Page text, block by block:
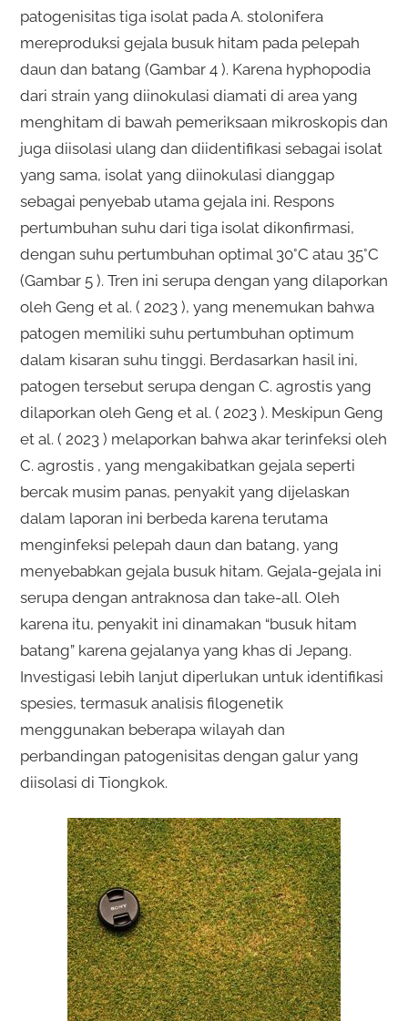
patogenisitas tiga isolat pada A. stolonifera
mereproduksi gejala busuk hitam pada pelepah
daun dan batang (Gambar 4 ). Karena hyphopodia
dari strain yang diinokulasi diamati di area yang
menghitam di bawah pemeriksaan mikroskopis dan
juga diisolasi ulang dan diidentifikasi sebagai isolat
yang sama, isolat yang diinokulasi dianggap
sebagai penyebab utama gejala ini. Respons
pertumbuhan suhu dari tiga isolat dikonfirmasi,
dengan suhu pertumbuhan optimal 30°C atau 35°C
(Gambar 5 ). Tren ini serupa dengan yang dilaporkan
oleh Geng et al. ( 2023 ), yang menemukan bahwa
patogen memiliki suhu pertumbuhan optimum
dalam kisaran suhu tinggi. Berdasarkan hasil ini,
patogen tersebut serupa dengan C. agrostis yang
dilaporkan oleh Geng et al. ( 2023 ). Meskipun Geng
et al. ( 2023 ) melaporkan bahwa akar terinfeksi oleh
C. agrostis , yang mengakibatkan gejala seperti
bercak musim panas, penyakit yang dijelaskan
dalam laporan ini berbeda karena terutama
menginfeksi pelepah daun dan batang, yang
menyebabkan gejala busuk hitam. Gejala-gejala ini
serupa dengan antraknosa dan take-all. Oleh
karena itu, penyakit ini dinamakan “busuk hitam
batang” karena gejalanya yang khas di Jepang.
Investigasi lebih lanjut diperlukan untuk identifikasi
spesies, termasuk analisis filogenetik
menggunakan beberapa wilayah dan
perbandingan patogenisitas dengan galur yang
diisolasi di Tiongkok.